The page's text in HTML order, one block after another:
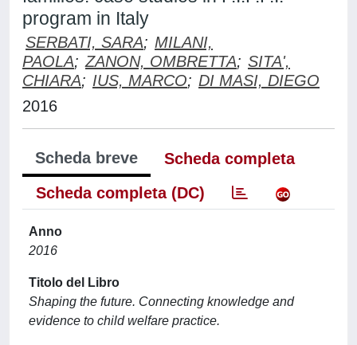
program in Italy
SERBATI, SARA; MILANI,
PAOLA; ZANON, OMBRETTA; SITA',
CHIARA; IUS, MARCO; DI MASI, DIEGO
2016
Scheda breve
Scheda completa
Scheda completa (DC)
Anno
2016
Titolo del Libro
Shaping the future. Connecting knowledge and
evidence to child welfare practice.